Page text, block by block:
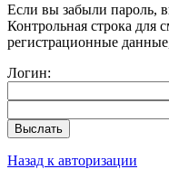
Если вы забыли пароль,
Контрольная строка для
регистрационные
Логин:
Выслать
Назад к авторизации